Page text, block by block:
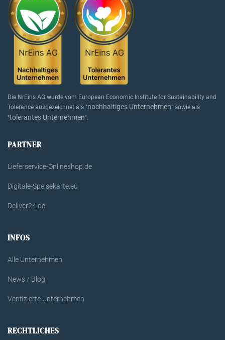
Die NrEins AG wurde vom European Economic Institute for Sustainability and
Tolerance ausgezeichnet als "nachhaltiges Unternehmen" sowie als
"tolerantes Unternehmen".
PARTNER
Lieferservice-Onlineshop.de
Digitale-Speisekarte.eu
Deliver24.de
INFOS
Alle Unternehmen
News / Blog
Verifizierte Unternehmen
RECHTLICHES